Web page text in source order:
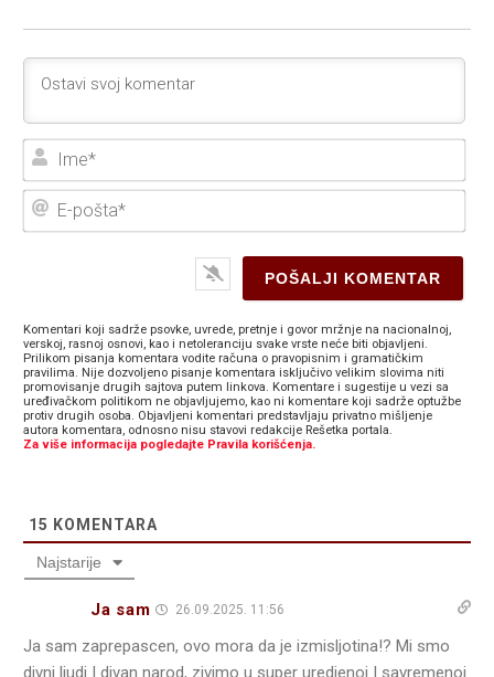
E-
Komentari koji sadrže psovke, uvrede, pretnje i govor mržnje na nacionalnoj,
verskoj, rasnoj osnovi, kao i netoleranciju svake vrste neće biti objavljeni.
Prilikom pisanja komentara vodite računa o pravopisnim i gramatičkim
pravilima. Nije dozvoljeno pisanje komentara isključivo velikim slovima niti
promovisanje drugih sajtova putem linkova. Komentare i sugestije u vezi sa
uređivačkom politikom ne objavljujemo, kao ni komentare koji sadrže optužbe
protiv drugih osoba. Objavljeni komentari predstavljaju privatno mišljenje
autora komentara, odnosno nisu stavovi redakcije Rešetka portala.
Za više informacija pogledajte Pravila korišćenja.
15 KOMENTARA
Najstarije
Ja sam 26.09.2025. 11:56
Ja sam zaprepascen, ovo mora da je izmisljotina!? Mi smo
divni ljudi I divan narod, zivimo u super uredjenoj I savremenoj